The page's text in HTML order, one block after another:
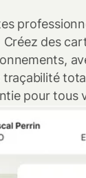
des
traçabilité
pour tous